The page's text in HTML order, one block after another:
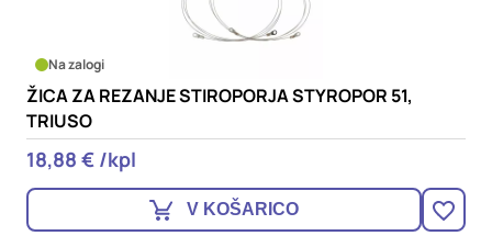
Na zalogi
ŽICA ZA REZANJE STIROPORJA STYROPOR 51,
TRIUSO
18,88 € /kpl
V KOŠARICO
vaših interesov, ki ga nato uporabijo za prikazovanje ustreznih
oglasov na drugih spletnih mestih. Pri delu uporabljajo
edinstveno prepoznavanje vašega brskalnika in naprave. Če
zavrnete uporabo teh piškotkov, ne boste deležni našega
ciljnega spletnega oglaševanja.
Potrdi moje izbire
DOVOLI VSE